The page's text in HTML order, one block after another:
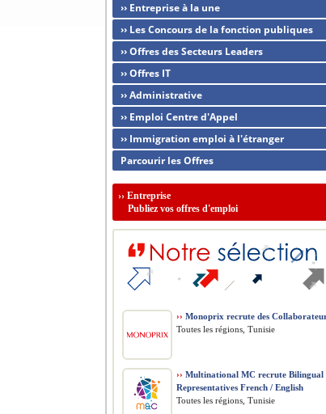
›› Entreprise à la une
›› Les Concours de la fonction publiques
›› Offres des Secteurs Leaders
›› Offres IT
›› Administrative
›› Emploi Centre d'Appel
›› Immigration emploi à l'étranger
Parcourir les Offres
›› Entreprise
Publiez vos offres d'emploi
›› Monoprix recrute des
Toutes les régions, Tunisie
›› Multinational MC recrute Bilingual
Representatives French / English
Toutes les régions, Tunisie